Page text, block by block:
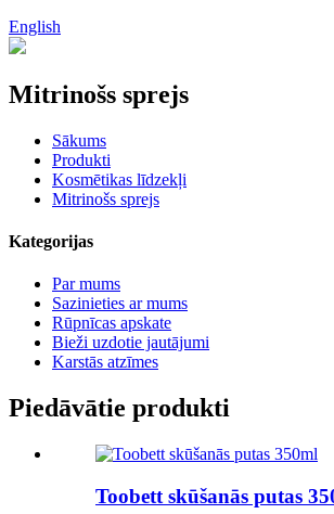
English
Mitrinošs sprejs
Sākums
Produkti
Kosmētikas līdzekļi
Mitrinošs sprejs
Kategorijas
Par mums
Sazinieties ar mums
Rūpnīcas apskate
Bieži uzdotie jautājumi
Karstās atzīmes
Piedāvātie produkti
Toobett skūšanās putas